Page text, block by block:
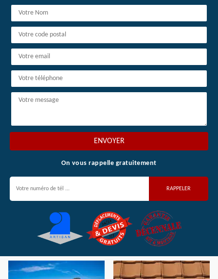
On vous rappelle gratuitement